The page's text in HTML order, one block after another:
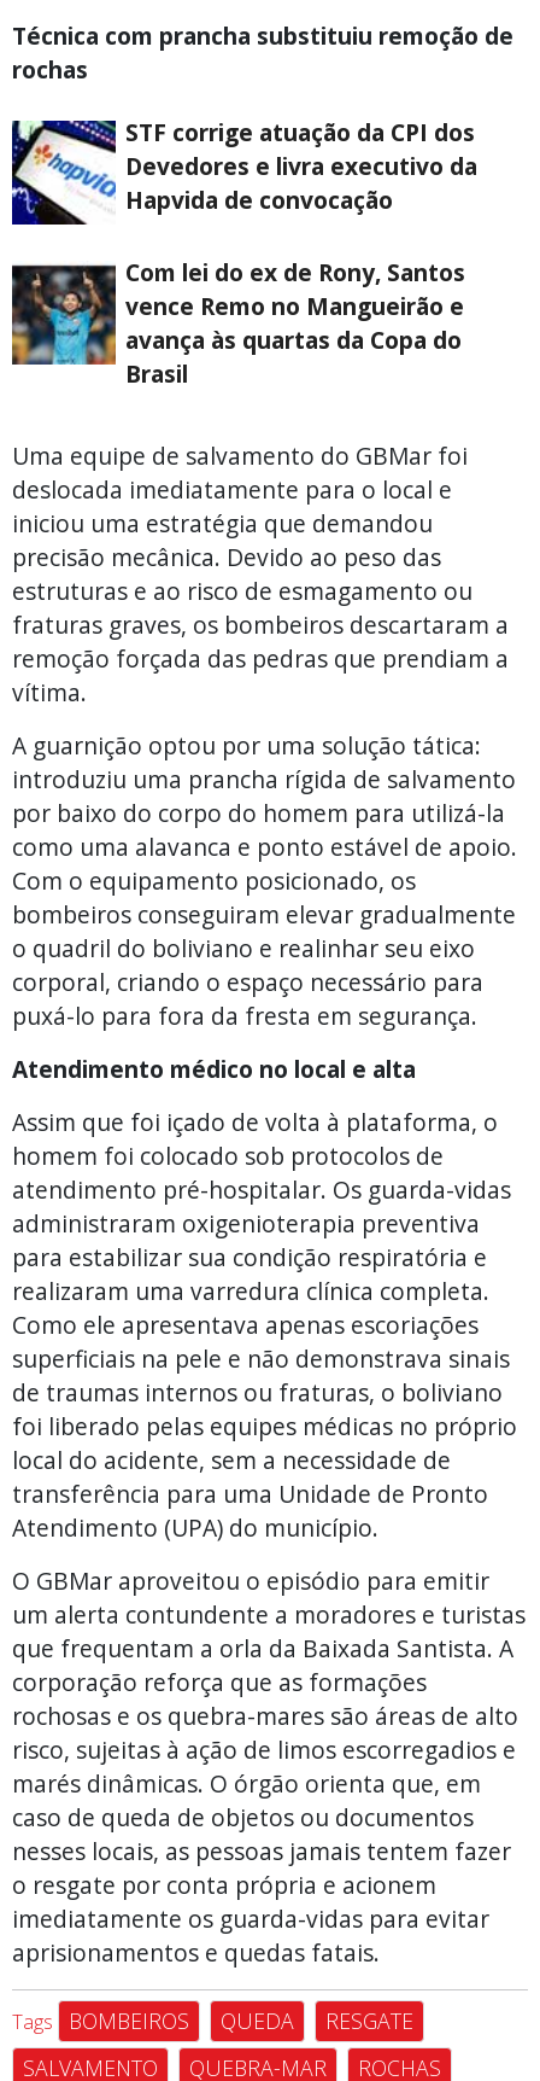
Técnica com prancha substituiu remoção de
rochas
STF corrige atuação da CPI dos
Devedores e livra executivo da
Hapvida de convocação
Com lei do ex de Rony, Santos
vence Remo no Mangueirão e
avança às quartas da Copa do
Brasil
Uma equipe de salvamento do GBMar foi
deslocada imediatamente para o local e
iniciou uma estratégia que demandou
precisão mecânica. Devido ao peso das
estruturas e ao risco de esmagamento ou
fraturas graves, os bombeiros descartaram a
remoção forçada das pedras que prendiam a
vítima.
A guarnição optou por uma solução tática:
introduziu uma prancha rígida de salvamento
por baixo do corpo do homem para utilizá-la
como uma alavanca e ponto estável de apoio.
Com o equipamento posicionado, os
bombeiros conseguiram elevar gradualmente
o quadril do boliviano e realinhar seu eixo
corporal, criando o espaço necessário para
puxá-lo para fora da fresta em segurança.
Atendimento médico no local e alta
Assim que foi içado de volta à plataforma, o
homem foi colocado sob protocolos de
atendimento pré-hospitalar. Os guarda-vidas
administraram oxigenioterapia preventiva
para estabilizar sua condição respiratória e
realizaram uma varredura clínica completa.
Como ele apresentava apenas escoriações
superficiais na pele e não demonstrava sinais
de traumas internos ou fraturas, o boliviano
foi liberado pelas equipes médicas no próprio
local do acidente, sem a necessidade de
transferência para uma Unidade de Pronto
Atendimento (UPA) do município.
O GBMar aproveitou o episódio para emitir
um alerta contundente a moradores e turistas
que frequentam a orla da Baixada Santista. A
corporação reforça que as formações
rochosas e os quebra-mares são áreas de alto
risco, sujeitas à ação de limos escorregadios e
marés dinâmicas. O órgão orienta que, em
caso de queda de objetos ou documentos
nesses locais, as pessoas jamais tentem fazer
o resgate por conta própria e acionem
imediatamente os guarda-vidas para evitar
aprisionamentos e quedas fatais.
Tags BOMBEIROS QUEDA
RESGATE
SALVAMENTO
QUEBRA-MAR ROCHAS